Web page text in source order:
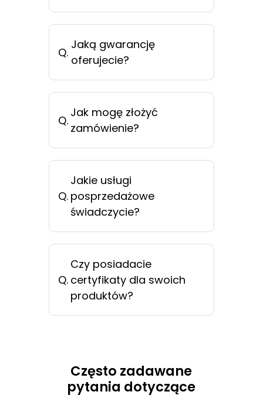
Q.
Jaką gwarancję
oferujecie?
Q.
Jak mogę złożyć
zamówienie?
Q.
Jakie usługi
posprzedażowe
świadczycie?
Q.
Czy posiadacie
certyfikaty dla swoich
produktów?
Często zadawane
pytania dotyczące